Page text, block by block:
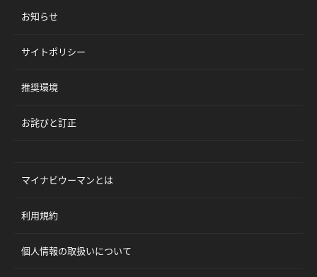
お知らせ
サイトポリシー
推奨環境
お詫びと訂正
マイナビウーマンとは
利用規約
個人情報の取扱いについて